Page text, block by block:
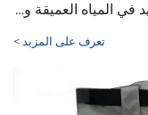
لماذا تعتبر سراويل الصدر خيارًا مثاليًا للصيد في المياه العميقة والأراضي الرطبة؟
تعرف على المزيد >